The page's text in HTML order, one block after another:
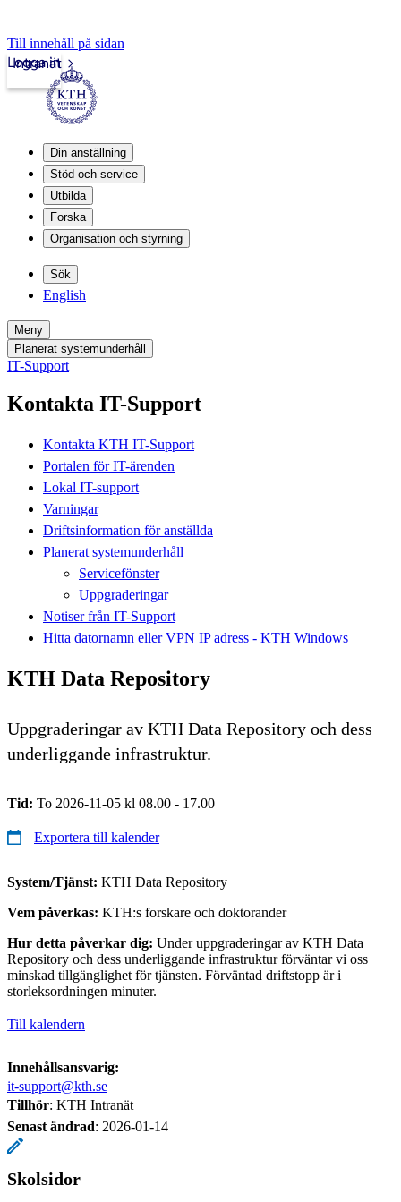
Till innehåll på sidan
Intranät
Logga in
Din anställning
Stöd och service
Utbilda
Forska
Organisation och styrning
Sök
English
Meny
Planerat systemunderhåll
IT-Support
Kontakta IT-Support
Kontakta KTH IT-Support
Portalen för IT-ärenden
Lokal IT-support
Varningar
Driftsinformation för anställda
Planerat systemunderhåll
Servicefönster
Uppgraderingar
Notiser från IT-Support
Hitta datornamn eller VPN IP adress - KTH Windows
KTH Data Repository
Uppgraderingar av KTH Data Repository och dess
underliggande infrastruktur.
Tid: To 2026-11-05 kl 08.00 - 17.00
Exportera till kalender
System/Tjänst: KTH Data Repository
Vem påverkas: KTH:s forskare och doktorander
Hur detta påverkar dig: Under uppgraderingar av KTH Data
Repository och dess underliggande infrastruktur förväntar vi oss
minskad tillgänglighet för tjänsten. Förväntad driftstopp är i
storleksordningen minuter.
Till kalendern
Innehållsansvarig:
it-support@kth.se
Tillhör: KTH Intranät
Senast ändrad: 2026-01-14
Skolsidor